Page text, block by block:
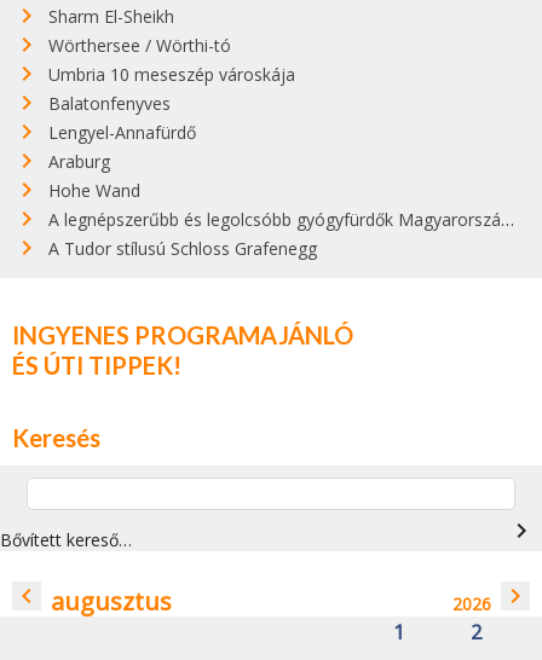
Sharm El-Sheikh
Wörthersee / Wörthi-tó
Umbria 10 meseszép városkája
Balatonfenyves
Lengyel-Annafürdő
Araburg
Hohe Wand
A legnépszerűbb és legolcsóbb gyógyfürdők Magyarországon
A Tudor stílusú Schloss Grafenegg
INGYENES PROGRAMAJÁNLÓ
ÉS ÚTI TIPPEK!
Keresés
Bővített kereső… navigate_next
navigate_before augusztus 2026 navigate_next
1
2